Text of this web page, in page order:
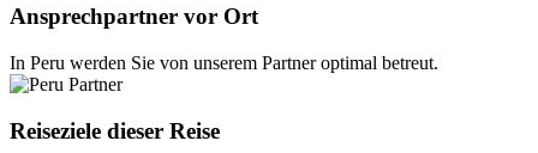
Ansprechpartner vor Ort
In Peru werden Sie von unserem Partner optimal betreut.
Reiseziele dieser Reise